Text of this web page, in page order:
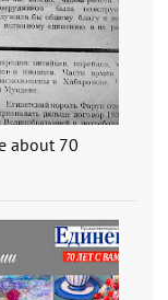
about 70